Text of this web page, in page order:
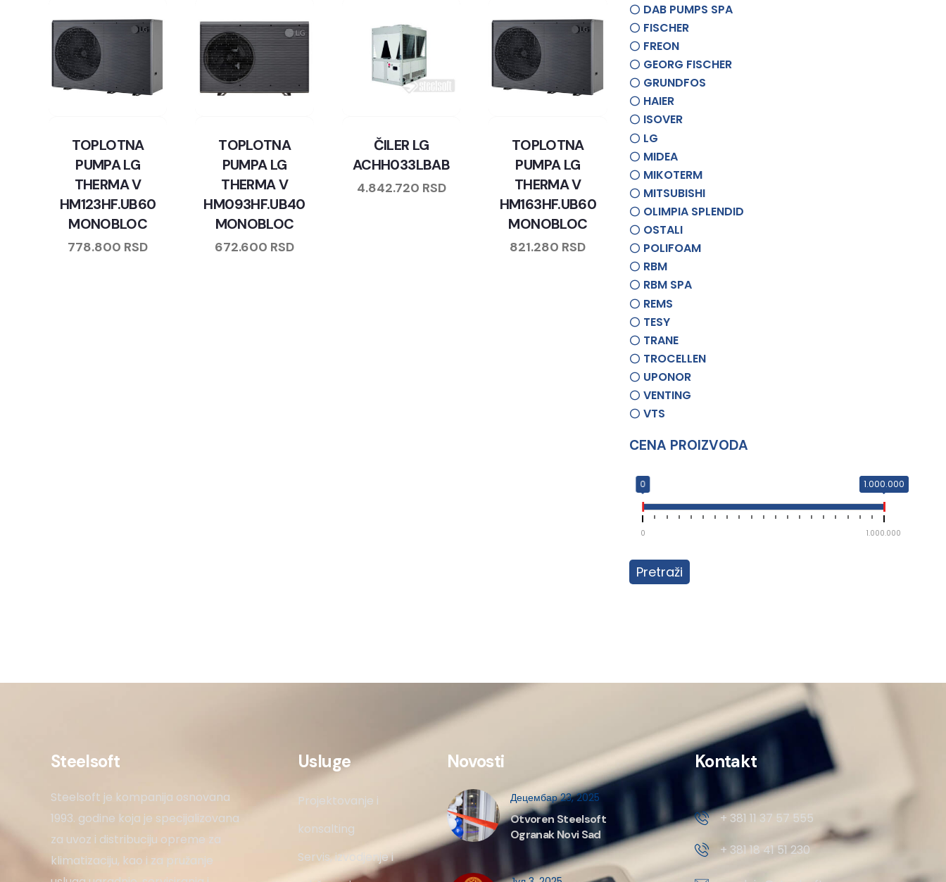
TOPLOTNA
PUMPA LG
THERMA V
HM123HF.UB60
MONOBLOC
778.800 RSD
TOPLOTNA
PUMPA LG
THERMA V
HM093HF.UB40
MONOBLOC
672.600 RSD
ČILER LG
ACHH033LBAB
4.842.720 RSD
TOPLOTNA
PUMPA LG
THERMA V
HM163HF.UB60
MONOBLOC
821.280 RSD
DAB PUMPS SPA
FISCHER
FREON
GEORG FISCHER
GRUNDFOS
HAIER
ISOVER
LG
MIDEA
MIKOTERM
MITSUBISHI
OLIMPIA SPLENDID
OSTALI
POLIFOAM
RBM
RBM SPA
REMS
TESY
TRANE
TROCELLEN
UPONOR
VENTING
VTS
CENA PROIZVODA
0 1.000.000
0 1.000.000
Pretraži
Steelsoft
Steelsoft je kompanija osnovana
1993. godine koja je specijalizovana
za uvoz i distribuciju opreme za
klimatizaciju, kao i za pružanje
Usluge
Projektovanje i
konsalting
Servis, izvodjenje i
Novosti
Децембар 23, 2025
Otvoren Steelsoft
Ogranak Novi Sad
Kontakt
+ 381 11 37 57 555
+ 381 18 41 51 230